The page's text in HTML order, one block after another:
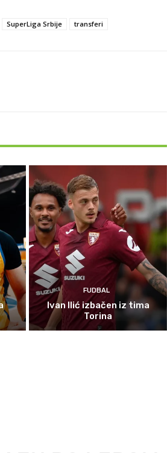
SuperLiga Srbije transferi
FUDBAL
Ivan Ilić izbačen iz tima
Torina